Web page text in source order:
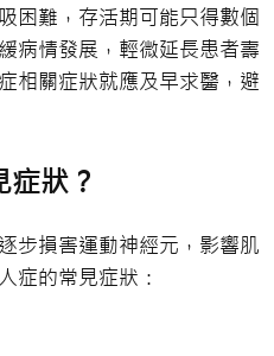
困難，存活期可能只得數個
病情發展，輕微延長患者壽
相關症狀就應及早求醫，避
狀？
步損害運動神經元，影響肌
症的常見症狀：